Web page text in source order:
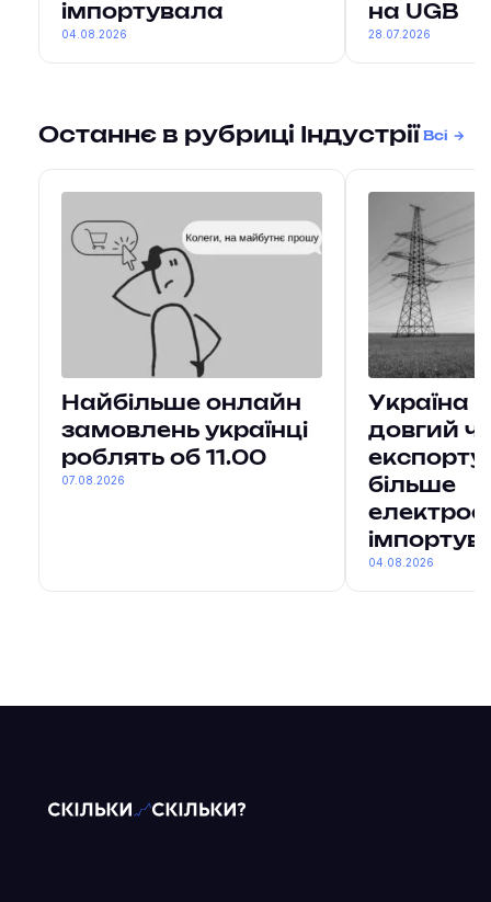
імпортувала
04.08.2026
на UGB
28.07.2026
Останнє в рубриці Індустрії Всі
Найбільше онлайн
замовлень українці
роблять об 11.00
07.08.2026
Україна
довгий
більше
04.08.2026